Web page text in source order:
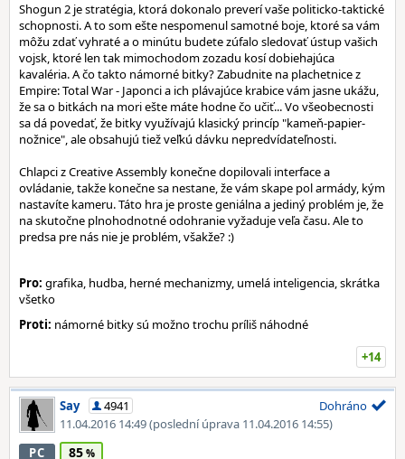
Shogun 2 je stratégia, ktorá dokonalo preverí vaše politicko-taktické
schopnosti. A to som ešte nespomenul samotné boje, ktoré sa vám
môžu zdať vyhraté a o minútu budete zúfalo sledovať ústup vašich
vojsk, ktoré len tak mimochodom zozadu kosí dobiehajúca
kavaléria. A čo takto námorné bitky? Zabudnite na plachetnice z
Empire: Total War - Japonci a ich plávajúce krabice vám jasne ukážu,
že sa o bitkách na mori ešte máte hodne čo učiť... Vo všeobecnosti
sa dá povedať, že bitky využívajú klasický princíp "kameň-papier-
nožnice", ale obsahujú tiež veľkú dávku nepredvídateľnosti.
Chlapci z Creative Assembly konečne dopilovali interface a
ovládanie, takže konečne sa nestane, že vám skape pol armády, kým
nastavíte kameru. Táto hra je proste geniálna a jediný problém je, že
na skutočne plnohodnotné odohranie vyžaduje veľa času. Ale to
predsa pre nás nie je problém, všakže? :)
Pro: grafika, hudba, herné mechanizmy, umelá inteligencia, skrátka
všetko
Proti: námorné bitky sú možno trochu príliš náhodné
+14
Say
4941
11.04.2016 14:49(poslední úprava 11.04.2016 14:55)
Dohráno
PC 85